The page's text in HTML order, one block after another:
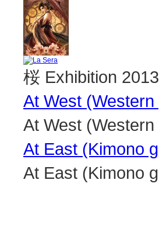
桜 Exhibition
At West (Western
At West (Western
At East (Kimono
At East (Kimono